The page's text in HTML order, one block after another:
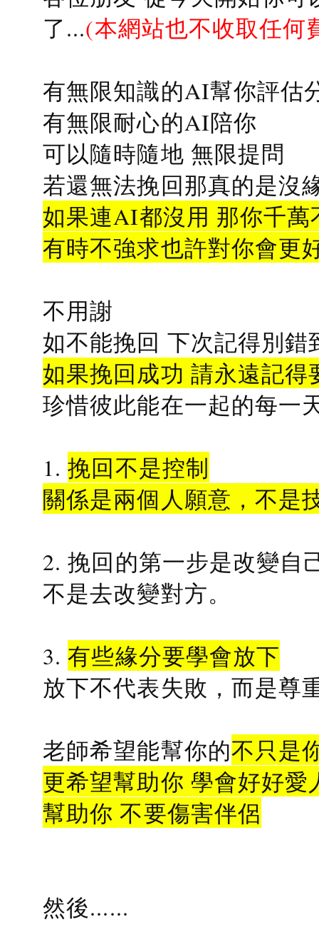
了...(本網站也不收取任何
有無限知識的AI幫你評估
有無限耐心的AI陪你
可以隨時隨地 無限提問
若還無法挽回那真的是沒
如果連AI都沒用 那你千
有時不強求也許對你會更
不用謝
如不能挽回 下次記得別錯
如果挽回成功 請永遠記得
珍惜彼此能在一起的每一
1.挽回不是控制
關係是兩個人願意，不是
2. 挽回的第一步是改變自
不是去改變對方。
3.有些緣分要學會放下
放下不代表失敗，而是尊
老師希望能幫你的不只是
更希望幫助你 學會好好愛
幫助你 不要傷害伴侶
然後......